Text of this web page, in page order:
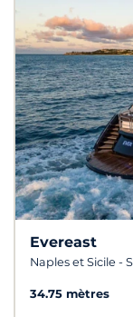
Evereast
Naples et Sicile -
34.75 mètres